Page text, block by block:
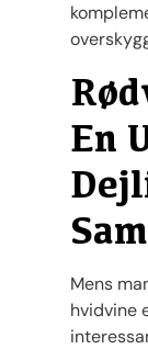
En
Mens
hvidvine